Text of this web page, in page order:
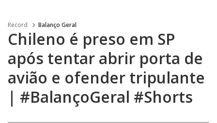
Record Balanço Geral
Chileno é preso em SP
após tentar abrir porta de
avião e ofender tripulante
| #BalançoGeral #Shorts